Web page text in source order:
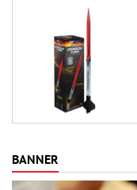
BANNER